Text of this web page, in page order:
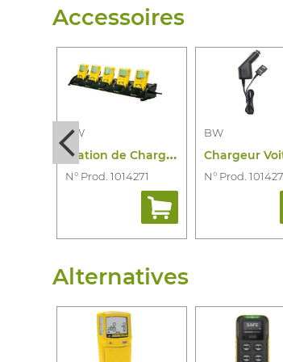
Accessoires
BW
S
tation de Chargement Gasalertmicroclip
N° Prod. 1014271
BW
N° Prod.
1
Alternatives